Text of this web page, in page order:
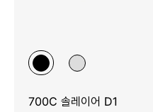
700C 솔레이어 D1